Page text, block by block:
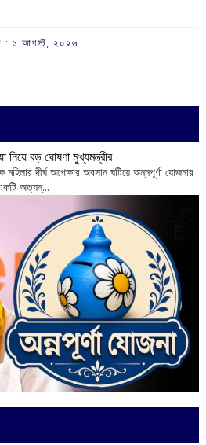
:‌ ‌‌১ আগস্ট, ২০২৬
বড় ঘোষণা মুখ্যমন্ত্রীর
দীর্ঘ অপেক্ষার অবসান ঘটিয়ে অন্নপূর্ণা যোজনার
অত্যন্...